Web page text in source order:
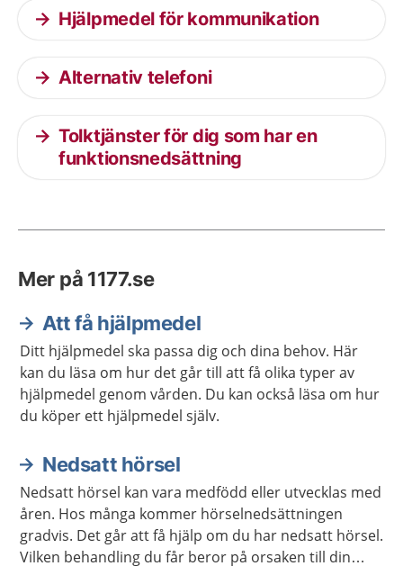
Hjälpmedel för kommunikation
Alternativ telefoni
Tolktjänster för dig som har en
funktionsnedsättning
Mer på 1177.se
Att få hjälpmedel
Ditt hjälpmedel ska passa dig och dina behov. Här
kan du läsa om hur det går till att få olika typer av
hjälpmedel genom vården. Du kan också läsa om hur
du köper ett hjälpmedel själv.
Nedsatt hörsel
Nedsatt hörsel kan vara medfödd eller utvecklas med
åren. Hos många kommer hörselnedsättningen
gradvis. Det går att få hjälp om du har nedsatt hörsel.
Vilken behandling du får beror på orsaken till din